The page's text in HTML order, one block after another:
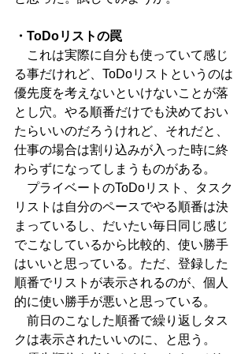
・ToDoリストの罠
これは実際に自分も使っていて感じ
る事だけれど、ToDoリストというのは
優先度を考えないといけないことが落
とし穴。やる順番だけでも決めておい
たらいいのだろうけれど、それだと、
仕事の場合は割り込みが入った時に終
わらずになってしまうものがある。
プライベートのToDoリスト、タスク
リストは自分のペースでやる順番は決
まっているし、だいたい毎日同じ感じ
でこなしているから比較的、使い勝手
はいいと思っている。ただ、登録した
順番でリストが表示されるのが、個人
的に使い勝手が悪いと思っている。
前日のこなした順番で繰り返しタス
クは表示されたいいのに、と思う。